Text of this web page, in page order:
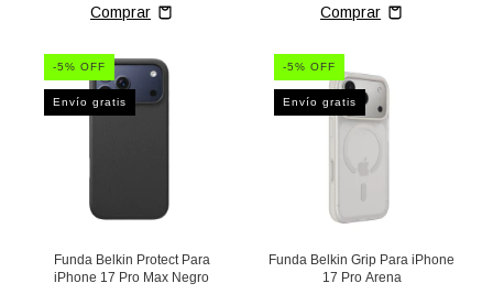
-5% OFF
Envío gratis
Funda Belkin Protect Para
iPhone 17 Pro Max Negro
-5% OFF
Envío gratis
Funda Belkin Grip Para iPhone
17 Pro Arena